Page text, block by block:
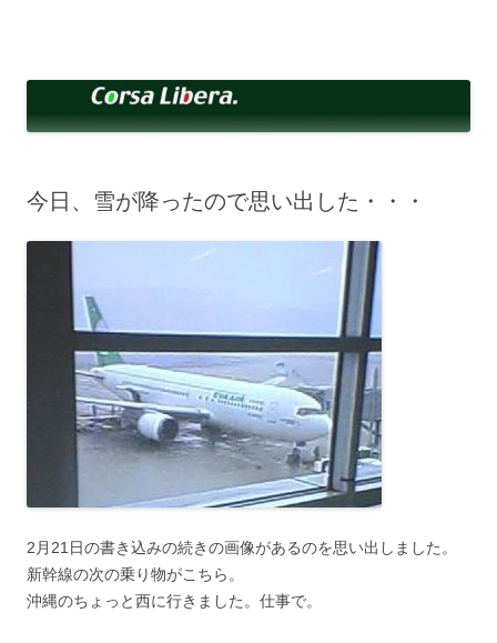
へ
ッ
今日、雪が降ったので思い出した・・・
2月21日の書き込みの続きの画像があるのを思い出しました。
新幹線の次の乗り物がこちら。
沖縄のちょっと西に行きました。仕事で。